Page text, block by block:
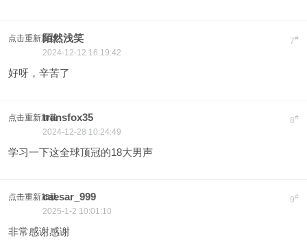
点击重新加载 7#
陌然浅笑
2024-12-12 16:19:42
好呀，辛苦了
点击重新加载 8#
transfox35
2024-12-28 10:24:49
学习一下这全球顶冠的18大男声
点击重新加载 9#
caesar_999
2025-1-2 10:01:10
非常感谢感谢